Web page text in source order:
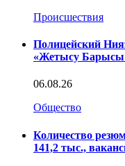
Происшествия
Полицейский
«Жетысу Барысы
06.08.26
Общество
Количество
141,2 тыс.,